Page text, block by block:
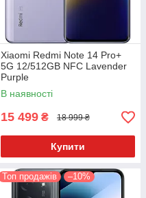
Xiaomi Redmi Note 14 Pro+
5G 12/512GB NFC Lavender
Purple
В наявності
15 499 ₴ 18 999 ₴
Купити
Топ продажів –10%